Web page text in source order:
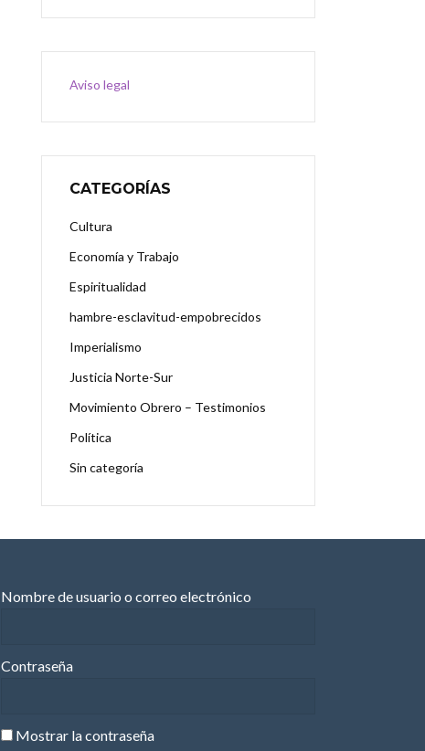
Aviso legal
CATEGORÍAS
Cultura
Economía y Trabajo
Espiritualidad
hambre-esclavitud-empobrecidos
Imperialismo
Justicia Norte-Sur
Movimiento Obrero – Testimonios
Política
Sin categoría
Nombre de usuario o correo electrónico
Contraseña
Mostrar la contraseña